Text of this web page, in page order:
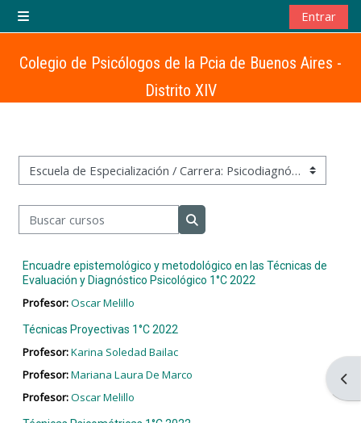
Salta al contenido principal
Panel lateral
Entrar
Colegio de Psicólogos de la Pcia de Buenos Aires -
Distrito XIV
Categorías
Buscar cursos
Buscar cursos
Encuadre epistemológico y metodológico en las Técnicas de
Evaluación y Diagnóstico Psicológico 1°C 2022
Profesor:Oscar Melillo
Técnicas Proyectivas 1°C 2022
Profesor:Karina Soledad Bailac
Profesor:Mariana Laura De Marco
Profesor:Oscar Melillo